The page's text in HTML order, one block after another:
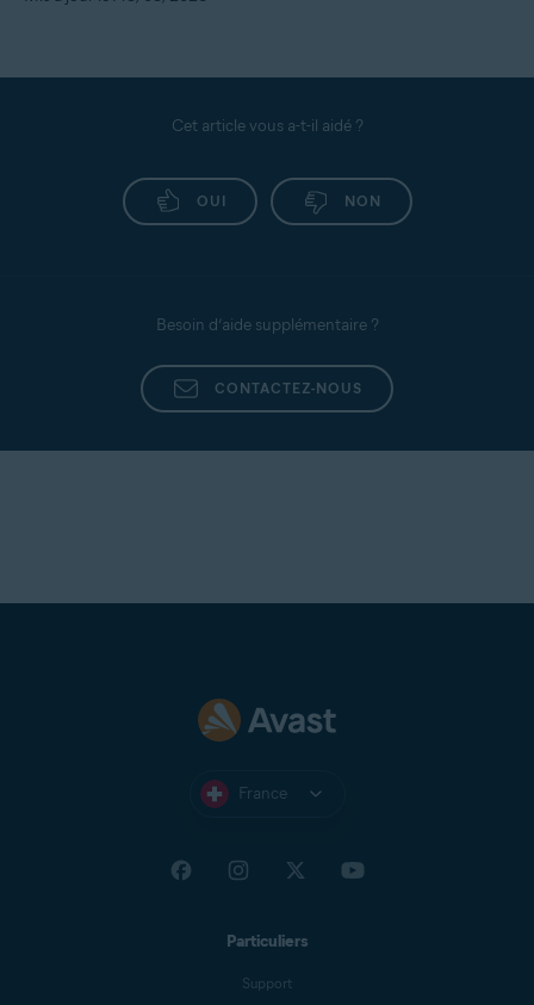
Cet article vous a-t-il aidé ?
OUI NON
Besoin d’aide supplémentaire ?
CONTACTEZ-NOUS
France
Particuliers
Support